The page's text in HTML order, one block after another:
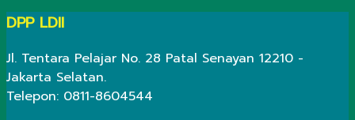
DPP LDII
Jl. Tentara Pelajar No. 28 Patal Senayan 12210 -
Jakarta Selatan.
Telepon: 0811-8604544